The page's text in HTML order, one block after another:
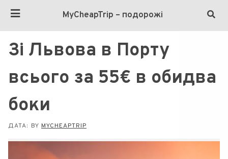
MyCheapTrip – подорожі
Зі Львова в Порту
всього за 55€ в обидва
боки
ДАТА: BY MYCHEAPTRIP